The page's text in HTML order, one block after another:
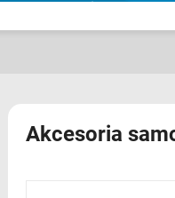
Akcesoria